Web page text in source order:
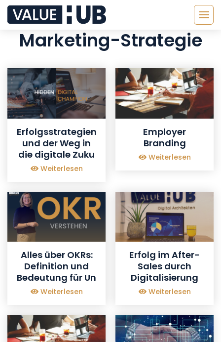
Marketing-Strategie
Erfolgsstrategien
und der Weg in
die digitale Zuku
Weiterlesen
Employer
Branding
Weiterlesen
Alles über OKRs:
Definition und
Bedeutung für Un
Weiterlesen
Erfolg im After-
Sales durch
Digitalisierung
Weiterlesen